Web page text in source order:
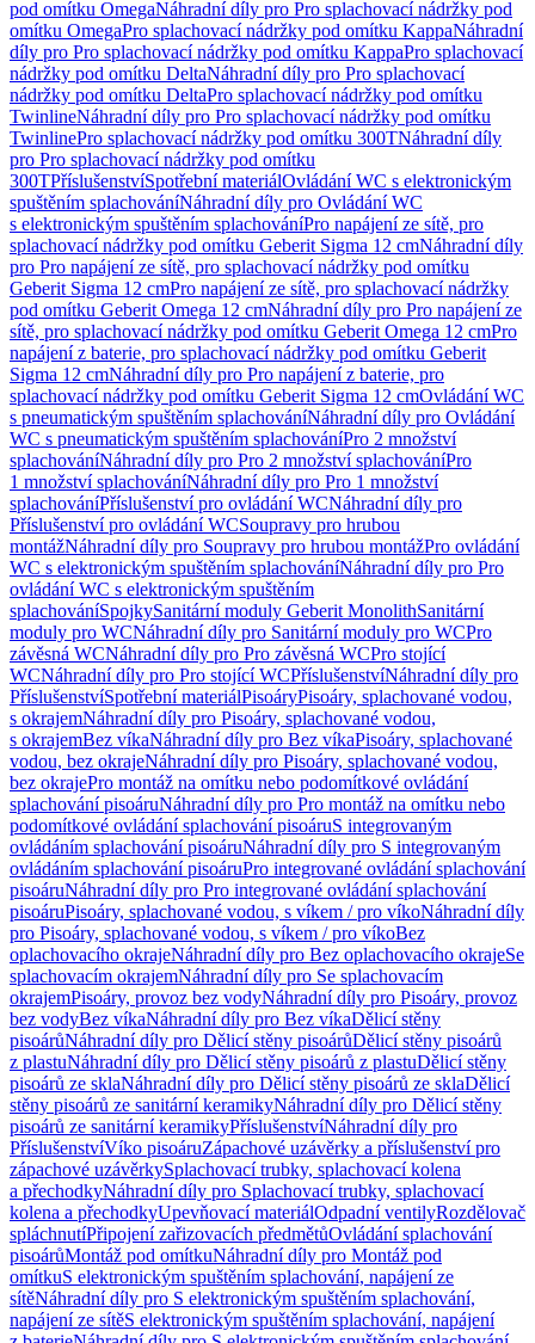
pod omítku OmegaNáhradní díly pro Pro splachovací nádržky pod
omítku OmegaPro splachovací nádržky pod omítku KappaNáhradní
díly pro Pro splachovací nádržky pod omítku KappaPro splachovací
nádržky pod omítku DeltaNáhradní díly pro Pro splachovací
nádržky pod omítku DeltaPro splachovací nádržky pod omítku
TwinlineNáhradní díly pro Pro splachovací nádržky pod omítku
TwinlinePro splachovací nádržky pod omítku 300TNáhradní díly
pro Pro splachovací nádržky pod omítku
300TPříslušenstvíSpotřební materiálOvládání WC s elektronickým
spuštěním splachováníNáhradní díly pro Ovládání WC
s elektronickým spuštěním splachováníPro napájení ze sítě, pro
splachovací nádržky pod omítku Geberit Sigma 12 cmNáhradní díly
pro Pro napájení ze sítě, pro splachovací nádržky pod omítku
Geberit Sigma 12 cmPro napájení ze sítě, pro splachovací nádržky
pod omítku Geberit Omega 12 cmNáhradní díly pro Pro napájení ze
sítě, pro splachovací nádržky pod omítku Geberit Omega 12 cmPro
napájení z baterie, pro splachovací nádržky pod omítku Geberit
Sigma 12 cmNáhradní díly pro Pro napájení z baterie, pro
splachovací nádržky pod omítku Geberit Sigma 12 cmOvládání WC
s pneumatickým spuštěním splachováníNáhradní díly pro Ovládání
WC s pneumatickým spuštěním splachováníPro 2 množství
splachováníNáhradní díly pro Pro 2 množství splachováníPro
1 množství splachováníNáhradní díly pro Pro 1 množství
splachováníPříslušenství pro ovládání WCNáhradní díly pro
Příslušenství pro ovládání WCSoupravy pro hrubou
montážNáhradní díly pro Soupravy pro hrubou montážPro ovládání
WC s elektronickým spuštěním splachováníNáhradní díly pro Pro
ovládání WC s elektronickým spuštěním
splachováníSpojkySanitární moduly Geberit MonolithSanitární
moduly pro WCNáhradní díly pro Sanitární moduly pro WCPro
závěsná WCNáhradní díly pro Pro závěsná WCPro stojící
WCNáhradní díly pro Pro stojící WCPříslušenstvíNáhradní díly pro
PříslušenstvíSpotřební materiálPisoáryPisoáry, splachované vodou,
s okrajemNáhradní díly pro Pisoáry, splachované vodou,
s okrajemBez víkaNáhradní díly pro Bez víkaPisoáry, splachované
vodou, bez okrajeNáhradní díly pro Pisoáry, splachované vodou,
bez okrajePro montáž na omítku nebo podomítkové ovládání
splachování pisoáruNáhradní díly pro Pro montáž na omítku nebo
podomítkové ovládání splachování pisoáruS integrovaným
ovládáním splachování pisoáruNáhradní díly pro S integrovaným
ovládáním splachování pisoáruPro integrované ovládání splachování
pisoáruNáhradní díly pro Pro integrované ovládání splachování
pisoáruPisoáry, splachované vodou, s víkem / pro víkoNáhradní díly
pro Pisoáry, splachované vodou, s víkem / pro víkoBez
oplachovacího okrajeNáhradní díly pro Bez oplachovacího okrajeSe
splachovacím okrajemNáhradní díly pro Se splachovacím
okrajemPisoáry, provoz bez vodyNáhradní díly pro Pisoáry, provoz
bez vodyBez víkaNáhradní díly pro Bez víkaDělicí stěny
pisoárůNáhradní díly pro Dělicí stěny pisoárůDělicí stěny pisoárů
z plastuNáhradní díly pro Dělicí stěny pisoárů z plastuDělicí stěny
pisoárů ze sklaNáhradní díly pro Dělicí stěny pisoárů ze sklaDělicí
stěny pisoárů ze sanitární keramikyNáhradní díly pro Dělicí stěny
pisoárů ze sanitární keramikyPříslušenstvíNáhradní díly pro
PříslušenstvíVíko pisoáruZápachové uzávěrky a příslušenství pro
zápachové uzávěrkySplachovací trubky, splachovací kolena
a přechodkyNáhradní díly pro Splachovací trubky, splachovací
kolena a přechodkyUpevňovací materiálOdpadní ventilyRozdělovač
spláchnutíPřipojení zařizovacích předmětůOvládání splachování
pisoárůMontáž pod omítkuNáhradní díly pro Montáž pod
omítkuS elektronickým spuštěním splachování, napájení ze
sítěNáhradní díly pro S elektronickým spuštěním splachování,
napájení ze sítěS elektronickým spuštěním splachování, napájení